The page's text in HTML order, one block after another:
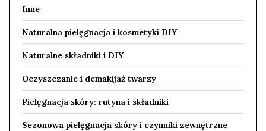
Inne
Naturalna pielęgnacja i kosmetyki DIY
Naturalne składniki i DIY
Oczyszczanie i demakijaż twarzy
Pielęgnacja skóry: rutyna i składniki
Sezonowa pielęgnacja skóry i czynniki zewnętrzne